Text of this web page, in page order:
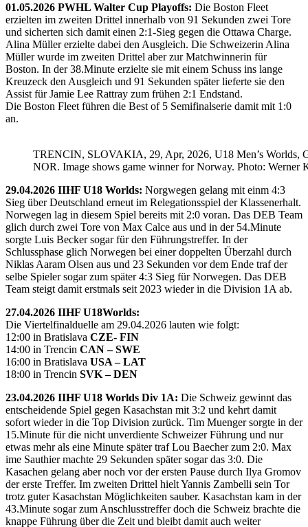
01.05.2026 PWHL Walter Cup Playoffs: Die Boston Fleet
erzielten im zweiten Drittel innerhalb von 91 Sekunden zwei Tore
und sicherten sich damit einen 2:1-Sieg gegen die Ottawa Charge.
Alina Müller erzielte dabei den Ausgleich. Die Schweizerin Alina
Müller wurde im zweiten Drittel aber zur Matchwinnerin für
Boston. In der 38.Minute erzielte sie mit einem Schuss ins lange
Kreuzeck den Ausgleich und 91 Sekunden später lieferte sie den
Assist für Jamie Lee Rattray zum frühen 2:1 Endstand.
Die Boston Fleet führen die Best of 5 Semifinalserie damit mit 1:0
an.
TRENCIN, SLOVAKIA, 29, Apr, 2026, U18 Men’s Worlds,
NOR. Image shows game winner for Norway. Photo: Werner
29.04.2026 IIHF U18 Worlds: Norgwegen gelang mit einm 4:3
Sieg über Deutschland erneut im Relegationsspiel der Klassenerhalt.
Norwegen lag in diesem Spiel bereits mit 2:0 voran. Das DEB Team
glich durch zwei Tore von Max Calce aus und in der 54.Minute
sorgte Luis Becker sogar für den Führungstreffer. In der
Schlussphase glich Norwegen bei einer doppelten Überzahl durch
Niklas Aaram Olsen aus und 23 Sekunden vor dem Ende traf der
selbe Spieler sogar zum später 4:3 Sieg für Norwegen. Das DEB
Team steigt damit erstmals seit 2023 wieder in die Division 1A ab.
27.04.2026 IIHF U18Worlds:
Die Viertelfinalduelle am 29.04.2026 lauten wie folgt:
12:00 in Bratislava CZE- FIN
14:00 in Trencin CAN – SWE
16:00 in Bratislava USA – LAT
18:00 in Trencin SVK – DEN
23.04.2026 IIHF U18 Worlds Div 1A: Die Schweiz gewinnt das
entscheidende Spiel gegen Kasachstan mit 3:2 und kehrt damit
sofort wieder in die Top Division zurück. Tim Muenger sorgte in der
15.Minute für die nicht unverdiente Schweizer Führung und nur
etwas mehr als eine Minute später traf Lou Baecher zum 2:0. Max
ime Sauthier machte 29 Sekunden später sogar das 3:0. Die
Kasachen gelang aber noch vor der ersten Pause durch Ilya Gromov
der erste Treffer. Im zweiten Drittel hielt Yannis Zambelli sein Tor
trotz guter Kasachstan Möglichkeiten sauber. Kasachstan kam in der
43.Minute sogar zum Anschlusstreffer doch die Schweiz brachte die
knappe Führung über die Zeit und bleibt damit auch weiter